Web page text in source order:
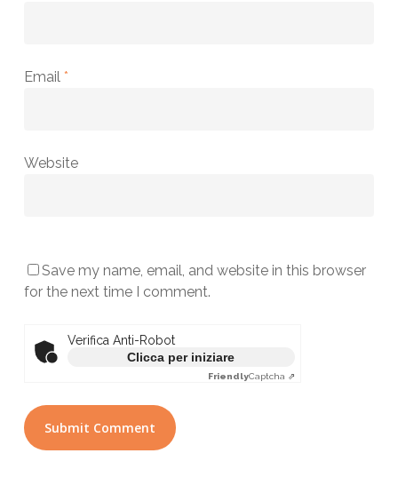
Email *
Website
Save my name, email, and website in this browser
for the next time I comment.
Verifica Anti-Robot
Clicca per iniziare
FriendlyCaptcha ⇗